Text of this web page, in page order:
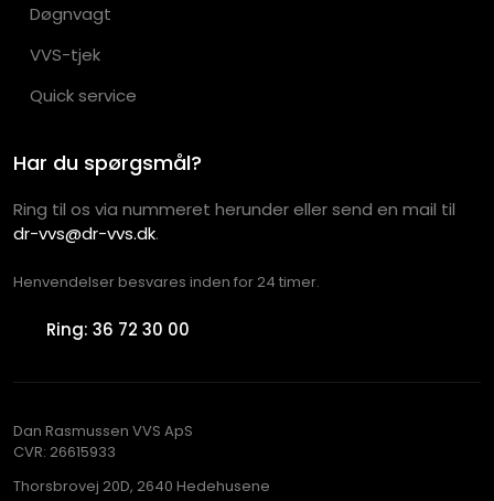
Døgnvagt
VVS-tjek
Quick service
Har du spørgsmål?
Ring til os via nummeret herunder eller send en mail til
dr-vvs@dr-vvs.dk.
Henvendelser besvares inden for 24 timer.​
Ring: 36 72 30 00
Dan Rasmussen VVS ApS
CVR​: 26615933
Thorsbrovej 20D, 2640 Hedehusene